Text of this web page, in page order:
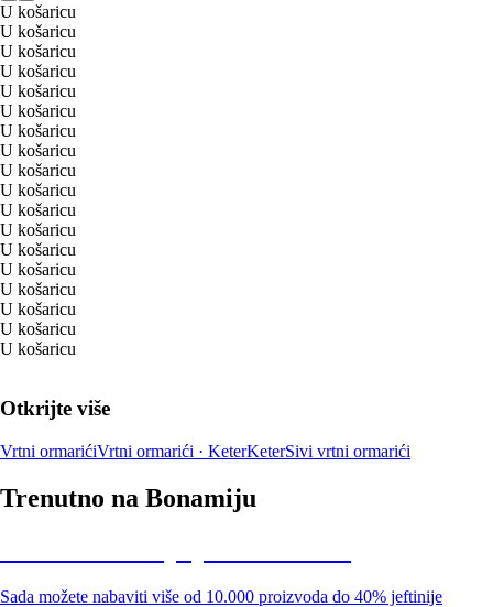
U košaricu
U košaricu
U košaricu
U košaricu
U košaricu
U košaricu
U košaricu
U košaricu
U košaricu
U košaricu
U košaricu
U košaricu
U košaricu
U košaricu
U košaricu
U košaricu
U košaricu
U košaricu
Otkrijte više
Vrtni ormarićiVrtni ormarići · KeterKeterSivi vrtni ormarići
Trenutno na Bonamiju
Sada možete nabaviti više od 10.000 proizvoda do 40% jeftinije